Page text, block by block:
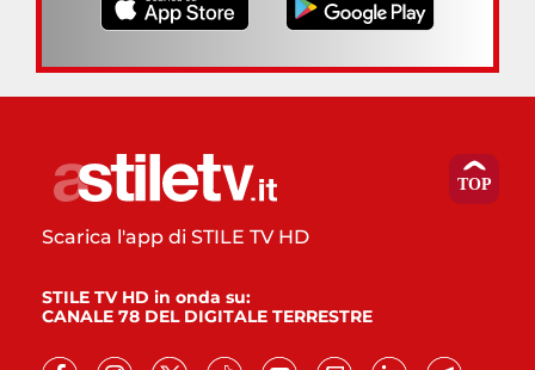
Scarica l'app di STILE TV HD
STILE TV HD in onda su:
CANALE 78 DEL DIGITALE TERRESTRE